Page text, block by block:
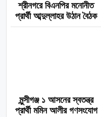
শ্রীনগরে বিএনপির মনোনীত
প্রার্থী আব্দুল্লাহর উঠান বৈঠক
মুন্সীগঞ্জ ১ আসনের স্বতন্ত্র
প্রার্থী মমিন আলীর গণসংযোগ